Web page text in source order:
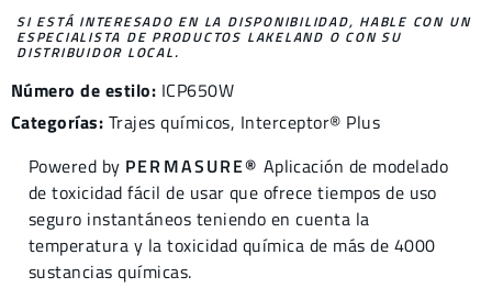
SI ESTÁ INTERESADO EN LA DISPONIBILIDAD, HABLE CON UN
ESPECIALISTA DE PRODUCTOS LAKELAND O CON SU
DISTRIBUIDOR LOCAL.
Número de estilo: ICP650W
Categorías: Trajes químicos, Interceptor® Plus
Powered by PERMASURE® Aplicación de modelado
de toxicidad fácil de usar que ofrece tiempos de uso
seguro instantáneos teniendo en cuenta la
temperatura y la toxicidad química de más de 4000
sustancias químicas.